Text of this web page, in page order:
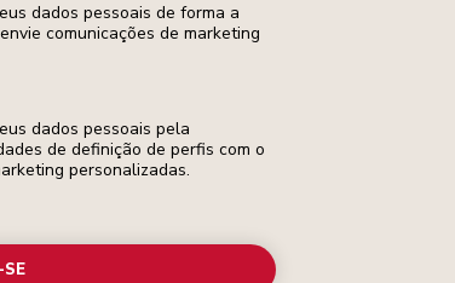
dados pessoais de forma a
comunicações de marketing
dados pessoais pela
de definição de perfis com o
personalizadas.
SE